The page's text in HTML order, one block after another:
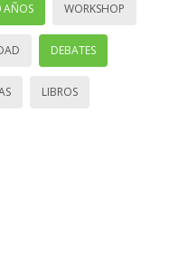
AÑOS WORKSHOP
DEBATES
LIBROS